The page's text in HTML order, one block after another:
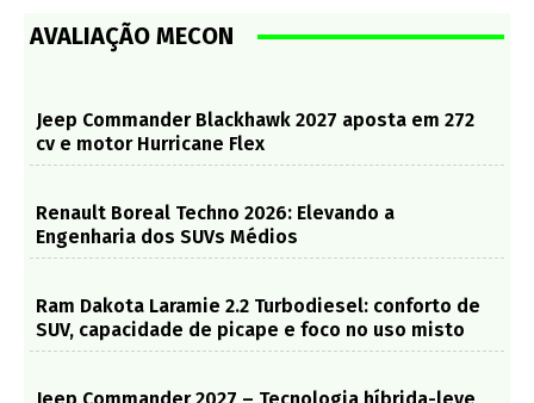
AVALIAÇÃO MECON
Jeep Commander Blackhawk 2027 aposta em 272
cv e motor Hurricane Flex
Renault Boreal Techno 2026: Elevando a
Engenharia dos SUVs Médios
Ram Dakota Laramie 2.2 Turbodiesel: conforto de
SUV, capacidade de picape e foco no uso misto